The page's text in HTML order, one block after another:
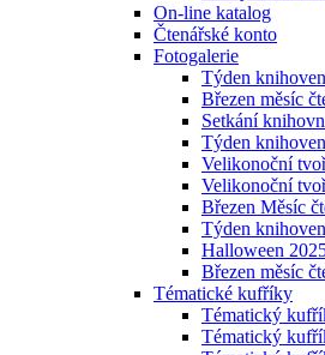
On-line katalog
Čtenářské konto
Fotogalerie
Týden
Březen měsíc
Setkání
Týden
Velikonoční
Velikonoční
Březen Měsíc
Týden
Halloween
Březen měsíc
Tématické kufříky
Tématický
Tématický